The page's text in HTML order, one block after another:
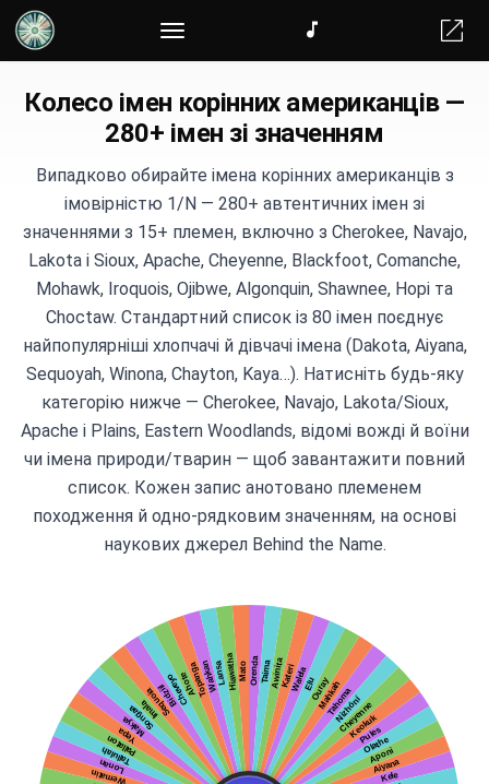
Колесо їжі
Колесо імен корінних американців —
280+ імен зі значенням
Випадково обирайте імена корінних американців з
імовірністю 1/N — 280+ автентичних імен зі
значеннями з 15+ племен, включно з Cherokee, Navajo,
Lakota і Sioux, Apache, Cheyenne, Blackfoot, Comanche,
Mohawk, Iroquois, Ojibwe, Algonquin, Shawnee, Hopi та
Choctaw. Стандартний список із 80 імен поєднує
найпопулярніші хлопчачі й дівчачі імена (Dakota, Aiyana,
Sequoyah, Winona, Chayton, Kaya…). Натисніть будь-яку
категорію нижче — Cherokee, Navajo, Lakota/Sioux,
Apache і Plains, Eastern Woodlands, відомі вожді й воїни
чи імена природи/тварин — щоб завантажити повний
список. Кожен запис анотовано племенем
походження й одно-рядковим значенням, на основі
наукових джерел Behind the Name.